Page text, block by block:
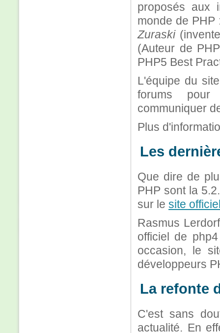
proposés aux
monde de
Zuraski
(Auteur de
PHP5 Best
L'équipe du
forums
communiquer
Plus
Les
Que dire de
PHP sont la
sur le site
Rasmus
officiel de
occasion, le
développeurs
La refonte
C'est sans
actualité. En